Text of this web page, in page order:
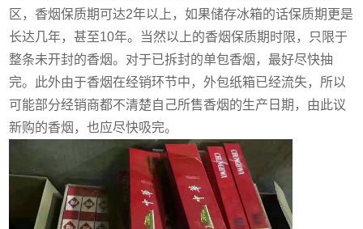
区，香烟保质期可达2年以上，如果储存冰箱的话保质期更是
长达几年，甚至10年。当然以上的香烟保质期时限，只限于
整条未开封的香烟。对于已拆封的单包香烟，最好尽快抽
完。此外由于香烟在经销环节中，外包纸箱已经流失，所以
可能部分经销商都不清楚自己所售香烟的生产日期，由此议
新购的香烟，也应尽快吸完。